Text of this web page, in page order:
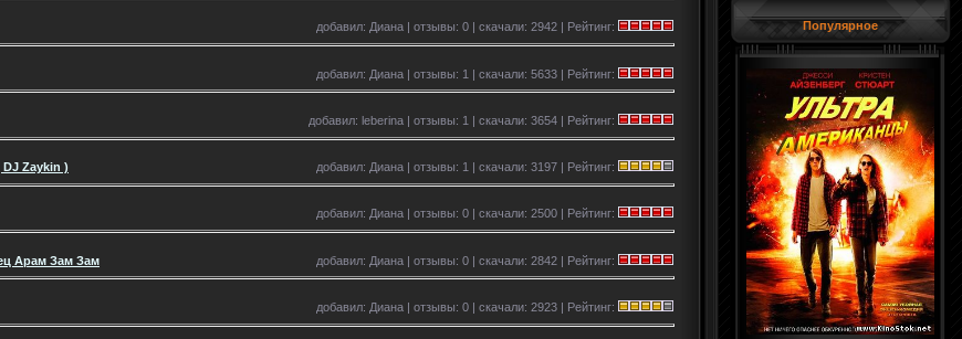
добавил: Диана | отзывы: 0 | скачали: 2942 | Рейтинг:
добавил: Диана | отзывы: 1 | скачали: 5633 | Рейтинг:
добавил: leberina | отзывы: 1 | скачали: 3654 | Рейтинг:
Zaykin ) добавил: Диана | отзывы: 1 | скачали: 3197 | Рейтинг:
добавил: Диана | отзывы: 0 | скачали: 2500 | Рейтинг:
Арам Зам Зам добавил: Диана | отзывы: 0 | скачали: 2842 | Рейтинг:
добавил: Диана | отзывы: 0 | скачали: 2923 | Рейтинг:
Популярное